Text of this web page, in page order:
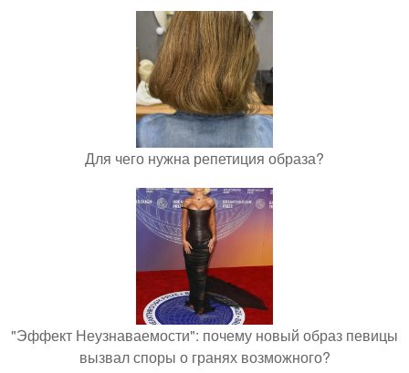
Для чего нужна репетиция образа?
"Эффект Неузнаваемости": почему новый образ певицы
вызвал споры о гранях возможного?